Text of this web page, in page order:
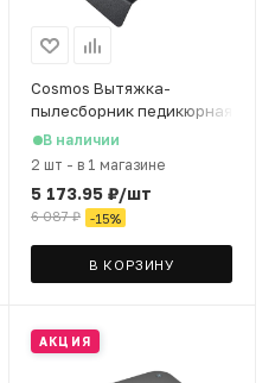
Cosmos Вытяжка-
пылесборник педикюрная
P1Black, 60 W, 2 мешка в
комплекте
В наличии
2 шт - в 1 магазине
5 173.95 ₽/шт
6 087₽ -15%
В КОРЗИНУ
АКЦИЯ